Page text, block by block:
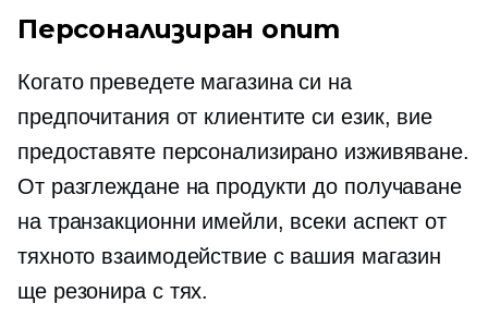
Персонализиран опит
Когато преведете магазина си на
предпочитания от клиентите си език, вие
предоставяте персонализирано изживяване.
От разглеждане на продукти до получаване
на транзакционни имейли, всеки аспект от
тяхното взаимодействие с вашия магазин
ще резонира с тях.